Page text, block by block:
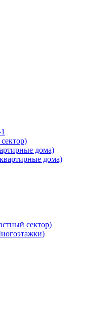
дома)
дома)
сектор)